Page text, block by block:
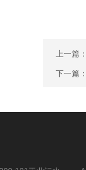
上一篇
下一篇